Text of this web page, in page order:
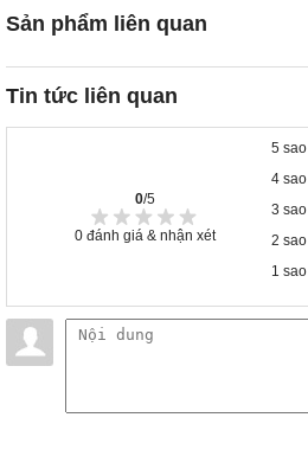
Sản phẩm liên quan
Tin tức liên quan
0/5
0 đánh giá & nhận xét
5 sao
4 sao
3 sao
2 sao
1 sao